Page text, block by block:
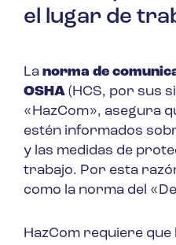
el lugar de
La norma de
OSHA (HCS, por sus
«HazCom», asegura
estén informados
y las medidas de
trabajo. Por esta
como la norma del
HazCom requiere